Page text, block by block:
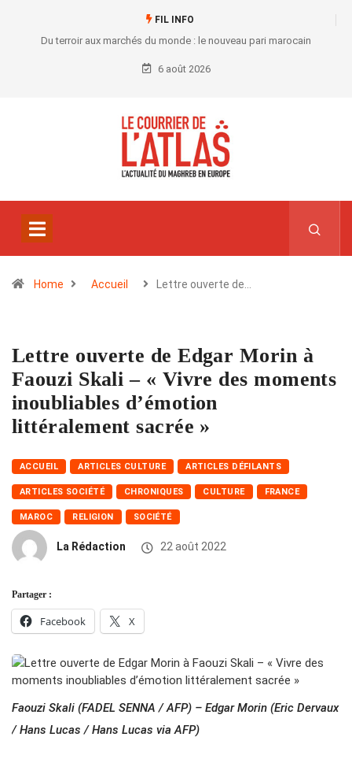
FIL INFO
Du terroir aux marchés du monde : le nouveau pari marocain
6 août 2026
Home Accueil Lettre ouverte de…
Lettre ouverte de Edgar Morin à
Faouzi Skali – « Vivre des moments
inoubliables d’émotion
littéralement sacrée »
ACCUEIL ARTICLES CULTURE ARTICLES DÉFILANTS
ARTICLES SOCIÉTÉ CHRONIQUES CULTURE FRANCE
MAROC RELIGION SOCIÉTÉ
La Rédaction 22 août 2022
Partager :
Facebook X
Faouzi Skali (FADEL SENNA / AFP) – Edgar Morin (Eric Dervaux
/ Hans Lucas / Hans Lucas via AFP)